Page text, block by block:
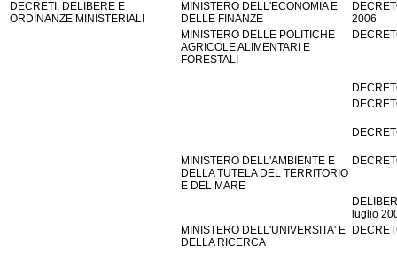
DECRETI, DELIBERE E
ORDINANZE MINISTERIALI
MINISTERO DELL'ECONOMIA E
DELLE FINANZE
2006
MINISTERO DELLE POLITICHE
AGRICOLE ALIMENTARI E
FORESTALI
MINISTERO DELL'AMBIENTE E
DELLA TUTELA DEL TERRITORIO
E DEL MARE
luglio
MINISTERO DELL'UNIVERSITA' E
DELLA RICERCA